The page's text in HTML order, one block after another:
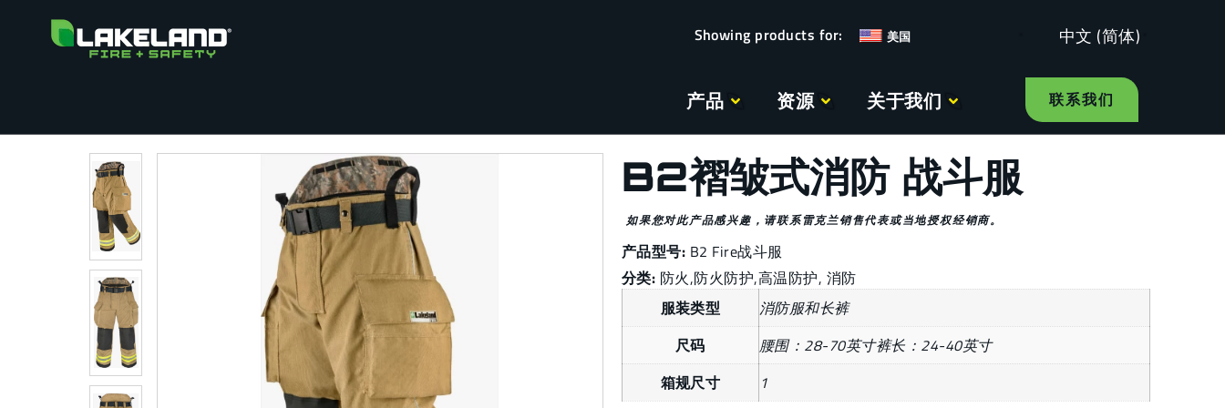
美国 中文 (简体)
产品 资源 关于我们 联系我们
B2褶皱式消防 战斗服
如果您对此产品感兴趣，请联系雷克兰销售代表或当地授权经销商。
产品型号: B2 Fire战斗服
分类: 防火,防火防护,高温防护, 消防
服装类型
消防服和长裤
尺码
腰围：28-70英寸裤长：24-40英寸
箱规尺寸
1